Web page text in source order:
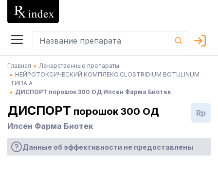
Главная
Лекарственные препараты
НЕЙРОТОКСИЧЕСКИЙ КОМПЛЕКС CLOSTRIDIUM BOTULINUM
ТИПА А
ДИСПОРТ порошок 300 ОД Ипсен Фарма Биотек
ДИСПОРТ порошок 300 ОД
Ипсен Фарма Биотек
Rp
Данные об эффективности не предоставлены